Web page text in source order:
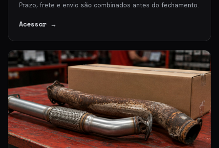
Prazo, frete e envio são combinados antes do fechamento.
Acessar →